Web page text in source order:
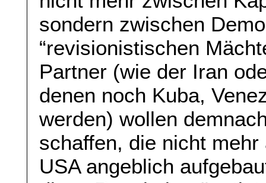
sondern zwischen
“revisionistischen
Partner (wie der Iran
denen noch Kuba,
werden) wollen
schaffen, die nicht
USA angeblich